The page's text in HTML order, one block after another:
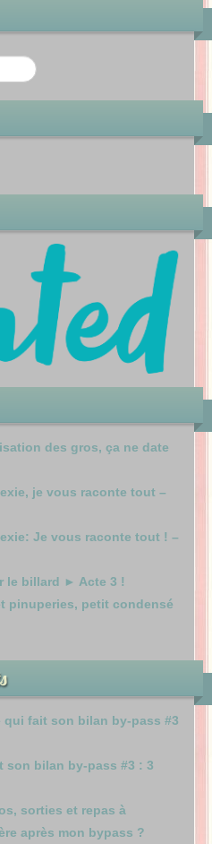
des gros, ça ne date
je vous raconte tout –
Je vous raconte tout ! –
le billard ► Acte 3 !
pinuperies, petit condensé
qui fait son bilan by-pass #3
son bilan by-pass #3 : 3
sorties et repas à
après mon bypass ?